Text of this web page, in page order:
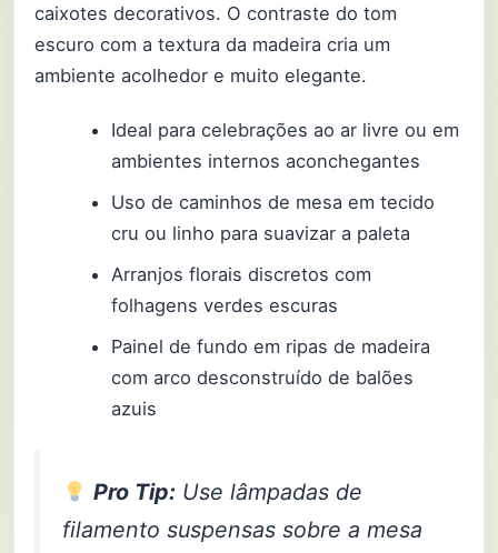
caixotes decorativos. O contraste do tom
escuro com a textura da madeira cria um
ambiente acolhedor e muito elegante.
Ideal para celebrações ao ar livre ou em
ambientes internos aconchegantes
Uso de caminhos de mesa em tecido
cru ou linho para suavizar a paleta
Arranjos florais discretos com
folhagens verdes escuras
Painel de fundo em ripas de madeira
com arco desconstruído de balões
azuis
Pro Tip:Use lâmpadas de
filamento suspensas sobre a mesa